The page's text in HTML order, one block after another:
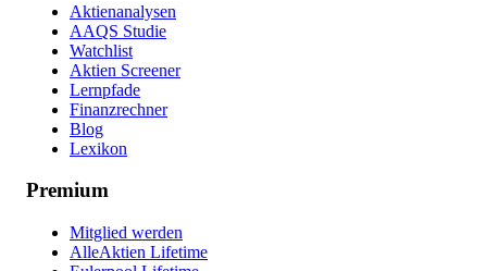
Aktienanalysen
AAQS Studie
Watchlist
Aktien Screener
Lernpfade
Finanzrechner
Blog
Lexikon
Premium
Mitglied werden
AlleAktien Lifetime